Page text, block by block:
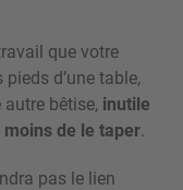
que votre
d’une table,
bêtise, inutile
de le taper.
pas le lien